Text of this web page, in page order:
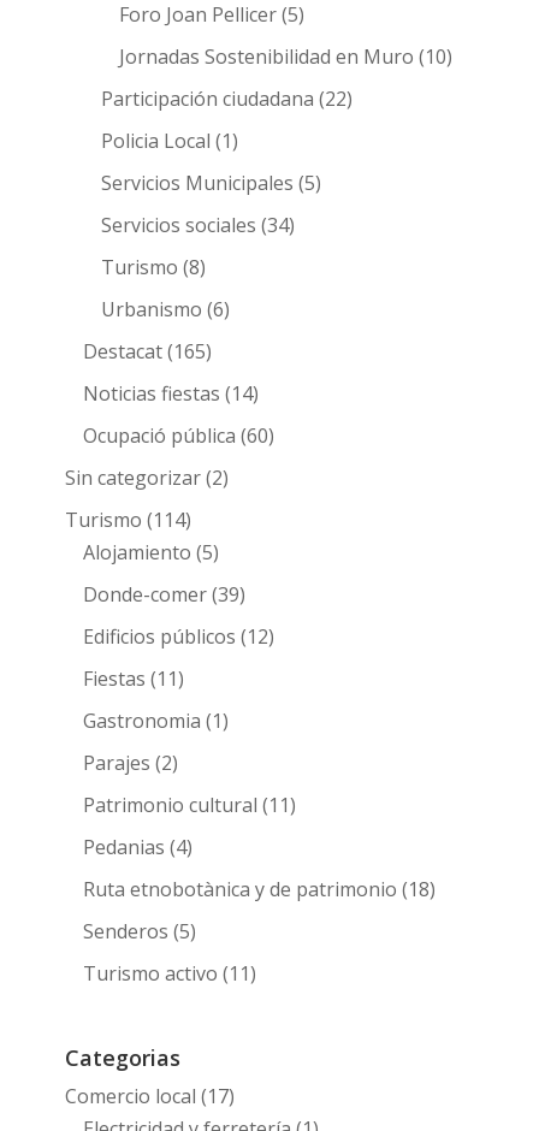
Foro Joan Pellicer(5)
Jornadas Sostenibilidad en Muro (10)
Participación ciudadana (22)
Policia Local (1)
Servicios Municipales (5)
Servicios sociales (34)
Turismo (8)
Urbanismo (6)
Destacat(165)
Noticias fiestas (14)
Ocupació pública (60)
Sin categorizar(2)
Turismo (114)
Alojamiento (5)
Donde-comer(39)
Edificios públicos (12)
Fiestas (11)
Gastronomia (1)
Parajes (2)
Patrimonio cultural (11)
Pedanias (4)
Ruta etnobotànica y de patrimonio (18)
Senderos (5)
Turismo activo (11)
Categorias
Comercio local (17)